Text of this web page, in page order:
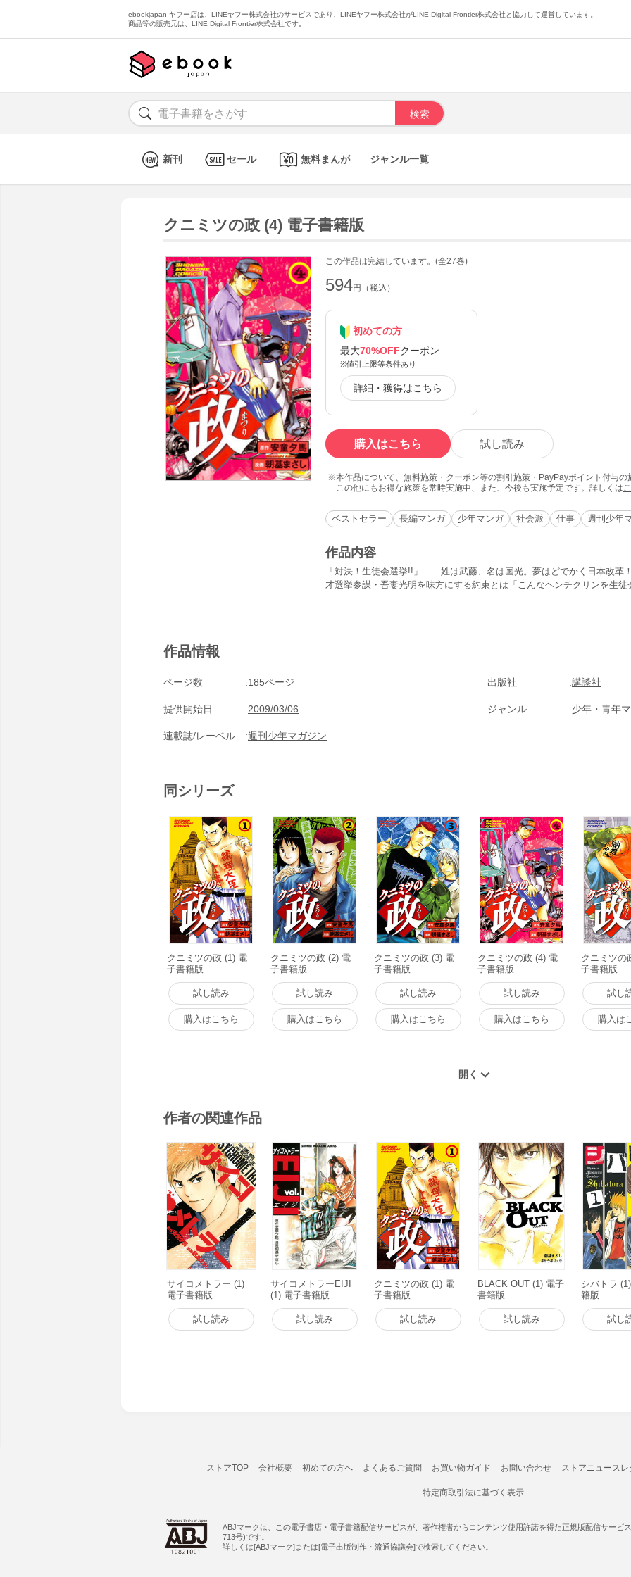
ebookjapan ヤフー店は、LINEヤフー株式会社のサービスであり、LINEヤフー株式会社がLINE Digital Frontier株式会社と協力して運営しています。
商品等の販売元は、LINE Digital Frontier株式会社です。
新刊 セール 無料まんが ジャンル一覧
クニミツの政 (4) 電子書籍版
この作品は完結しています。(全27巻)
594円（税込）
初めての方
最大70%OFFクーポン
※値引上限等条件あり
詳細・獲得はこちら
購入はこちら 試し読み
本作品について、無料施策・クーポン等の割引施策・PayPayポイント付与
この他にもお得な施策を常時実施中、また、今後も実施予定です。詳しくは
ベストセラー 長編マンガ 少年マンガ 社会派 仕事 週刊少年
作品内容
「対決！生徒会選挙!!」――姓は武藤、名は国光。夢はどでかく日本改革
才選挙参謀・吾妻光明を味方にする約束とは「こんなヘンチクリンを生
作品情報
ページ数 185ページ 出版社 講談社
提供開始日 2009/03/06 ジャンル 少年・青年
連載誌/レーベル 週刊少年マガジン
同シリーズ
クニミツの政 (1) 電
子書籍版
試し読み
購入はこちら
クニミツの政 (2) 電
子書籍版
試し読み
購入はこちら
クニミツの政 (3) 電
子書籍版
試し読み
購入はこちら
クニミツの政 (4) 電
子書籍版
試し読み
購入はこちら
クニミツの
子書籍版
試し
購入は
作者の関連作品
サイコメトラー (1)
電子書籍版
試し読み
サイコメトラーEIJI
(1) 電子書籍版
試し読み
クニミツの政 (1) 電
子書籍版
試し読み
BLACK OUT (1) 電子
書籍版
試し読み
シバトラ
籍版
試し
ストアTOP 会社概要 初めての方へ よくあるご質問 お買い物ガイド お問い合わせ ストアニュースレ
特定商取引法に基づく表示
ABJマークは、この電子書店・電子書籍配信サービスが、著作権者からコンテンツ使用許諾を得た正規版配信サービ
713号)です。
詳しくは[ABJマーク]または[電子出版制作・流通協議会]で検索してください。